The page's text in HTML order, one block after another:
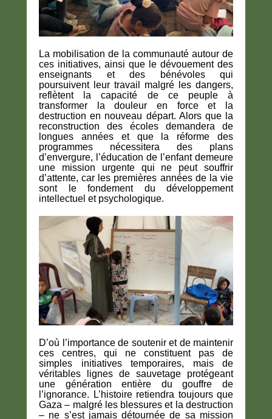
La mobilisation de la communauté autour de
ces initiatives, ainsi que le dévouement des
enseignants et des bénévoles qui
poursuivent leur travail malgré les dangers,
reflètent la capacité de ce peuple à
transformer la douleur en force et la
destruction en nouveau départ. Alors que la
reconstruction des écoles demandera de
longues années et que la réforme des
programmes nécessitera des plans
d’envergure, l’éducation de l’enfant demeure
une mission urgente qui ne peut souffrir
d’attente, car les premières années de la vie
sont le fondement du développement
intellectuel et psychologique.
D’où l’importance de soutenir et de maintenir
ces centres, qui ne constituent pas de
simples initiatives temporaires, mais de
véritables lignes de sauvetage protégeant
une génération entière du gouffre de
l’ignorance. L’histoire retiendra toujours que
Gaza – malgré les blessures et la destruction
– ne s’est jamais détournée de sa mission